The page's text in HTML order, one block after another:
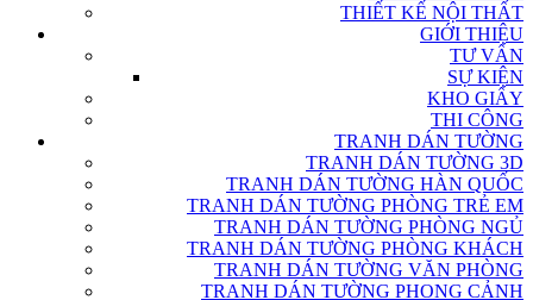
THIẾT KẾ NỘI THẤT
GIỚI THIỆU
TƯ VẤN
SỰ KIỆN
KHO GIẤY
THI CÔNG
TRANH DÁN TƯỜNG
TRANH DÁN TƯỜNG 3D
TRANH DÁN TƯỜNG HÀN QUỐC
TRANH DÁN TƯỜNG PHÒNG TRẺ EM
TRANH DÁN TƯỜNG PHÒNG NGỦ
TRANH DÁN TƯỜNG PHÒNG KHÁCH
TRANH DÁN TƯỜNG VĂN PHÒNG
TRANH DÁN TƯỜNG PHONG CẢNH